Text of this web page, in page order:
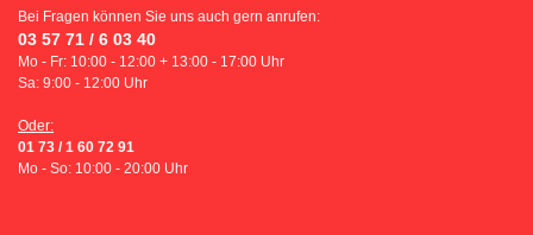
Bei Fragen können Sie uns auch gern anrufen:
03 57 71 / 6 03 40
Mo - Fr: 10:00 - 12:00 + 13:00 - 17:00 Uhr
Sa: 9:00 - 12:00 Uhr
Oder:
01 73 / 1 60 72 91
Mo - So: 10:00 - 20:00 Uhr